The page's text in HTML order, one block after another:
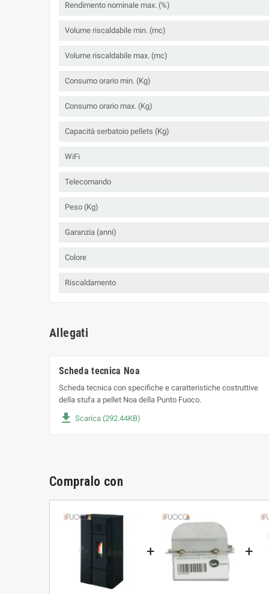
Rendimento nominale max. (%)
Volume riscaldabile min. (mc)
Volume riscaldabile max. (mc)
Consumo orario min. (Kg)
Consumo orario max. (Kg)
Capacità serbatoio pellets (Kg)
WiFi
Telecomando
Peso (Kg)
Garanzia (anni)
Colore
Riscaldamento
Allegati
Scheda tecnica Noa
Scheda tecnica con specifiche e caratteristiche costruttive
della stufa a pellet Noa della Punto Fuoco.
file_download Scarica (292.44KB)
Compralo con
+ +